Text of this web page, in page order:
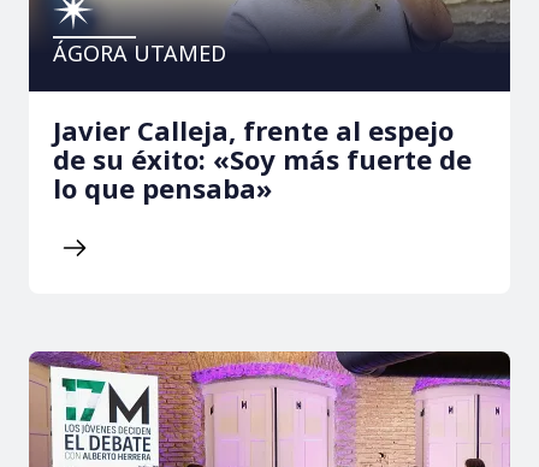
ÁGORA UTAMED
Javier Calleja, frente al espejo
de su éxito: «Soy más fuerte de
lo que pensaba»